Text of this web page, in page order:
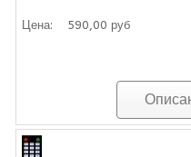
Цена: 590,00 руб